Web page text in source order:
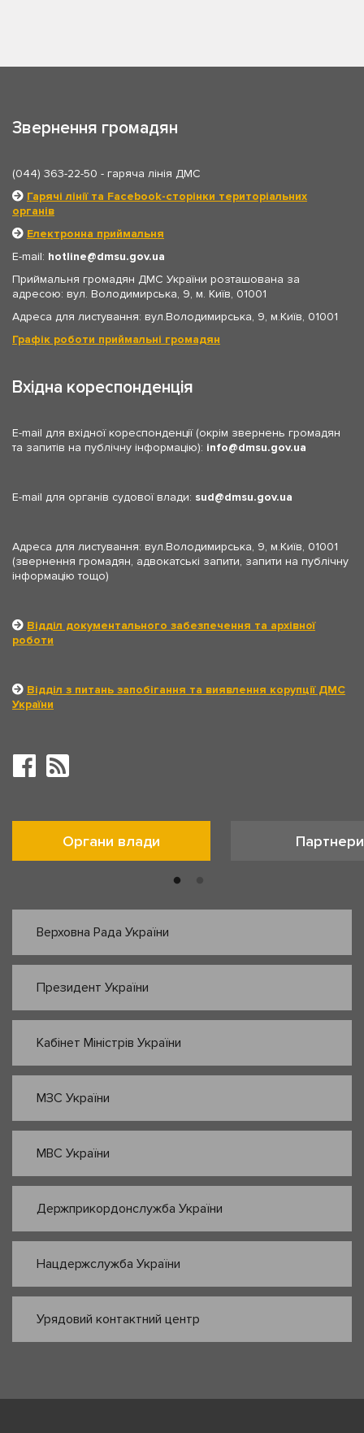
Звернення громадян
(044) 363-22-50 - гаряча лінія ДМС
Гарячі лінії та Facebook-сторінки територіальних
органів
Електронна приймальня
E-mail: hotline
dmsu.gov.ua
Приймальня громадян ДМС України розташована за
адресою: вул. Володимирська, 9, м. Київ, 01001
Адреса для листування: вул.Володимирська, 9, м.Київ, 01001
Графік роботи приймальні громадян
Вхідна кореспонденція
E-mail для вхідної кореспонденції (окрім звернень громадян
та запитів на публічну інформацію): info dmsu.gov.ua
E-mail для органів судової влади: sud dmsu.gov.ua
Адреса для листування: вул.Володимирська, 9, м.Київ, 01001
(звернення громадян, адвокатські запити, запити на публічну
інформацію тощо)
Відділ документального забезпечення та архівної
роботи
Відділ з питань запобігання та виявлення корупції ДМС
України
Органи влади Партнери
Верховна Рада України
Президент України
Кабінет Міністрів України
МЗС України
МВС України
Держприкордонслужба України
Нацдержслужба України
Урядовий контактний центр